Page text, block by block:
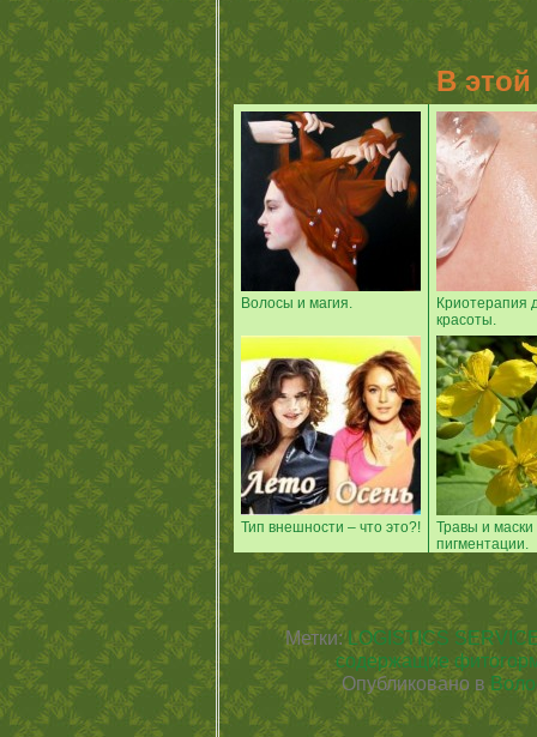
В
Волосы и магия.
Криотерапия
красоты.
Тип внешности – что это?!
Травы и маски
пигментации.
Метки:LOGISTICS
содержащие
Опубликовано в